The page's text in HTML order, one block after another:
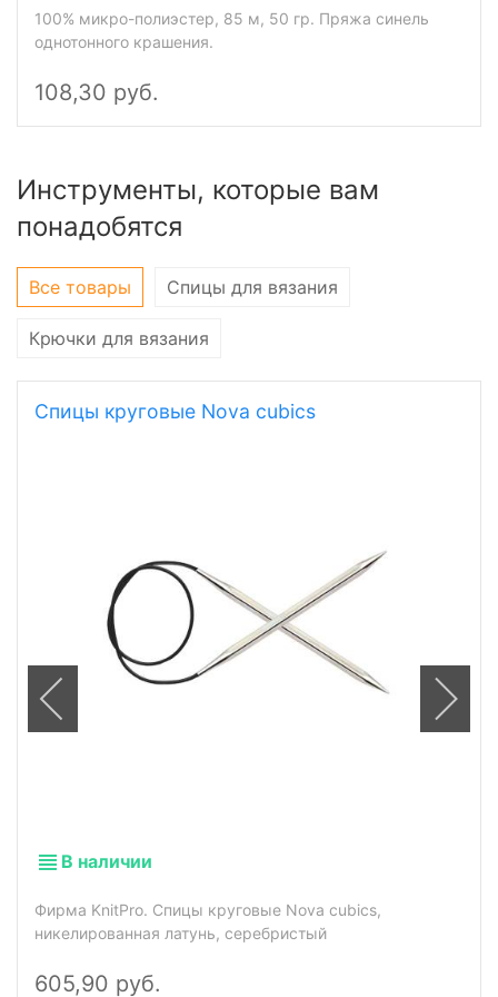
100% микро-полиэстер, 85 м, 50 гр. Пряжа синель
однотонного крашения.
108,30 руб.
Инструменты, которые вам
понадобятся
Все товары Спицы для вязания
Крючки для вязания
Спицы круговые Nova cubics
В наличии
Фирма KnitPro. Спицы круговые Nova cubics,
никелированная латунь, серебристый
605,90 руб.